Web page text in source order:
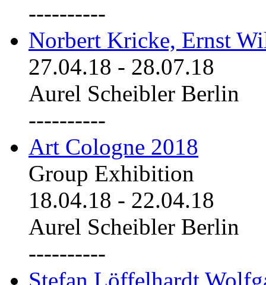
----------
Norbert Kricke, Ernst
27.04.18 - 28.07.18
Aurel Scheibler Berlin
----------
Art Cologne 2018
Group Exhibition
18.04.18 - 22.04.18
Aurel Scheibler Berlin
----------
Stefan Löffelhardt